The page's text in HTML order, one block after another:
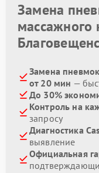
Замена
массажного
Замена
от 20 мин —
До 30%
Контроль на
запросу
Диагностика
выявление
Официальная